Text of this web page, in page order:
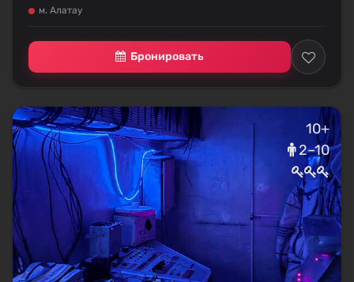
м. Алатау
Бронировать
10+
2–10